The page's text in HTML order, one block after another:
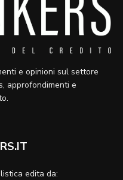
e opinioni sul settore
approfondimenti e
edita da: